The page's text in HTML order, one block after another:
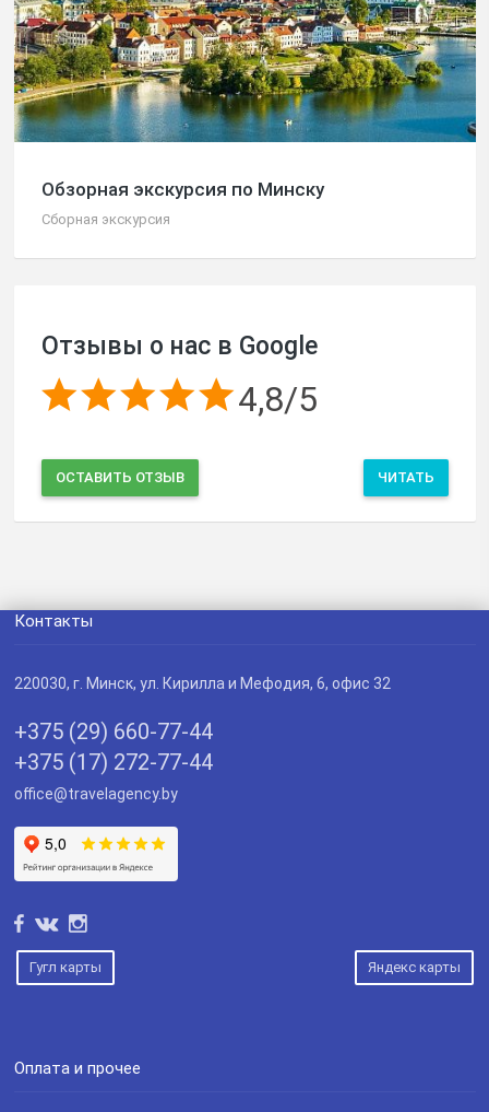
Обзорная экскурсия по Минску
Сборная экскурсия
Отзывы о нас в Google
4,8/5
ОСТАВИТЬ ОТЗЫВ ЧИТАТЬ
Контакты
220030, г. Минск, ул. Кирилла и Мефодия, 6, офис 32
+375 (29) 660-77-44
+375 (17) 272-77-44
office@travelagency.by
Гугл карты Яндекс карты
Оплата и прочее